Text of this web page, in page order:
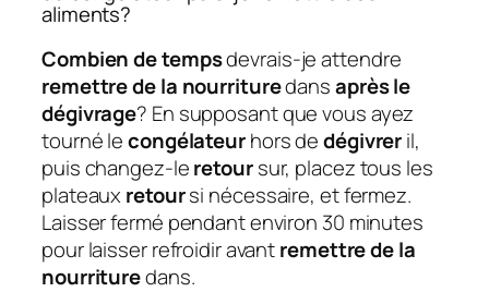
aliments?
Combien de tempsdevrais-je attendre
remettre de la nourrituredansaprès le
dégivrage? En supposant que vous ayez
tourné lecongélateurhors dedégivreril,
puis changez-leretoursur, placez tous les
plateaux retoursi nécessaire, et fermez.
Laisser fermé pendant environ 30 minutes
pour laisser refroidir avantremettre de la
nourrituredans.